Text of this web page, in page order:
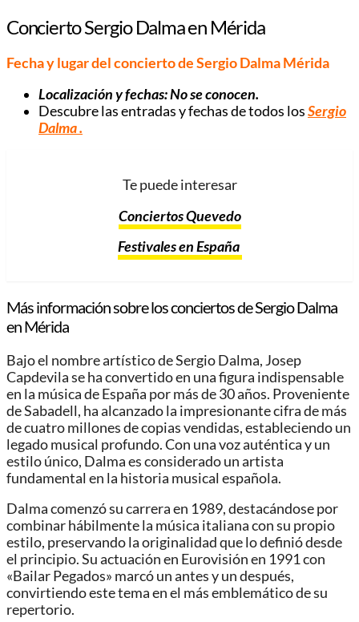
Concierto Sergio Dalma en Mérida
Fecha y lugar del concierto de Sergio Dalma Mérida
Localización y fechas: No se conocen.
Descubre las entradas y fechas de todos losSergio
Dalma.
Te puede interesar
Conciertos Quevedo
Festivales en España
Más información sobre los conciertos de Sergio Dalma
en Mérida
Bajo el nombre artístico de Sergio Dalma, Josep
Capdevila se ha convertido en una figura indispensable
en la música de España por más de 30 años. Proveniente
de Sabadell, ha alcanzado la impresionante cifra de más
de cuatro millones de copias vendidas, estableciendo un
legado musical profundo. Con una voz auténtica y un
estilo único, Dalma es considerado un artista
fundamental en la historia musical española.
Dalma comenzó su carrera en 1989, destacándose por
combinar hábilmente la música italiana con su propio
estilo, preservando la originalidad que lo definió desde
el principio. Su actuación en Eurovisión en 1991 con
«Bailar Pegados» marcó un antes y un después,
convirtiendo este tema en el más emblemático de su
repertorio.